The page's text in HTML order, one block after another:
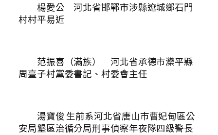
楊愛公 河北省邯鄲市涉縣遼城鄉石門
村村平易近
范振喜（滿族） 河北省承德市灤平縣
周臺子村黨委書記、村委會主任
湯寶俊生前系河北省唐山市曹妃甸區公
安局墾區治循分局刑事偵察年夜隊四級警長